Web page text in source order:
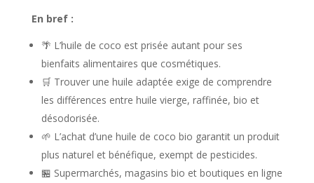
En bref :
🌴 L’huile de coco est prisée autant pour ses
bienfaits alimentaires que cosmétiques.
🛒 Trouver une huile adaptée exige de comprendre
les différences entre huile vierge, raffinée, bio et
désodorisée.
🌱 L’achat d’une huile de coco bio garantit un produit
plus naturel et bénéfique, exempt de pesticides.
🏪 Supermarchés, magasins bio et boutiques en ligne